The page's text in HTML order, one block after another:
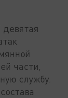
части,
службу.